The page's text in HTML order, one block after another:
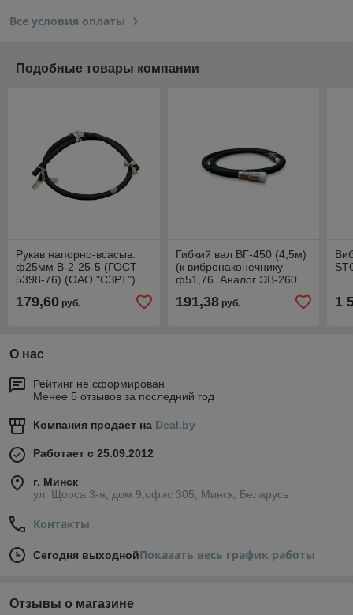
Все условия оплаты
Подобные товары компании
Рукав напорно-всасыв.
ф25мм В-2-25-5 (ГОСТ
5398-76) (ОАО "СЗРТ")
179,60 руб.
Гибкий вал ВГ-450 (4,5м)
(к вибронаконечнику
ф51,76. Аналог ЭВ-260
191,38руб. 1
О нас
Рейтинг не сформирован
Менее 5 отзывов за последний год
Компания продает на Deal.by
Работает с 25.09.2012
г. Минск
ул. Щорса 3-я, дом 9,офис 305, Минск, Беларусь
Контакты
Сегодня выходнойПоказать весь график работы
Отзывы о магазине